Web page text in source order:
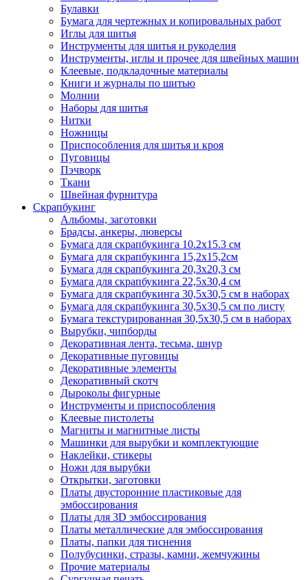
Булавки
Бумага для чертежных и копировальных работ
Иглы для шитья
Инструменты для шитья и рукоделия
Инструменты, иглы и прочее для швейных машин
Клеевые, подкладочные материалы
Книги и журналы по шитью
Молнии
Наборы для шитья
Нитки
Ножницы
Приспособления для шитья и кроя
Пуговицы
Пэчворк
Ткани
Швейная фурнитура
Скрапбукинг
Альбомы, заготовки
Брадсы, анкеры, люверсы
Бумага для скрапбукинга 10.2х15.3 см
Бумага для скрапбукинга 15,2х15,2см
Бумага для скрапбукинга 20,3х20,3 см
Бумага для скрапбукинга 22,5х30,4 см
Бумага для скрапбукинга 30,5х30,5 см в наборах
Бумага для скрапбукинга 30,5х30,5 см по листу
Бумага текстурированная 30,5х30,5 см в наборах
Вырубки, чипборды
Декоративная лента, тесьма, шнур
Декоративные пуговицы
Декоративные элементы
Декоративный скотч
Дыроколы фигурные
Инструменты и приспособления
Клеевые пистолеты
Магниты и магнитные листы
Машинки для вырубки и комплектующие
Наклейки, стикеры
Ножи для вырубки
Открытки, заготовки
Платы двусторонние пластиковые для
эмбоссирования
Платы для 3D эмбоссирования
Платы металлические для эмбоссирования
Платы, папки для тиснения
Полубусинки, стразы, камни, жемчужины
Прочие материалы